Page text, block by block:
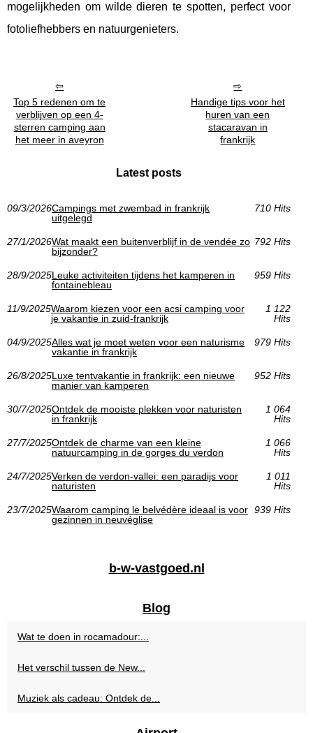
mogelijkheden om wilde dieren te spotten, perfect voor
fotoliefhebbers en natuurgenieters.
Top 5 redenen om te
verblijven op een 4-
sterren camping aan
het meer in aveyron
Handige tips voor het
huren van een
stacaravan in
frankrijk
Latest posts
09/3/2026Campings met zwembad in frankrijk
uitgelegd
710 Hits
27/1/2026Wat maakt een buitenverblijf in de vendée zo
bijzonder?
792 Hits
28/9/2025Leuke activiteiten tijdens het kamperen in
fontainebleau
959 Hits
11/9/2025Waarom kiezen voor een acsi camping voor
je vakantie in zuid-frankrijk
1 122
Hits
04/9/2025Alles wat je moet weten voor een naturisme
vakantie in frankrijk
979 Hits
26/8/2025Luxe tentvakantie in frankrijk: een nieuwe
manier van kamperen
952 Hits
30/7/2025Ontdek de mooiste plekken voor naturisten
in frankrijk
1 064
Hits
27/7/2025Ontdek de charme van een kleine
natuurcamping in de gorges du verdon
1 066
Hits
24/7/2025Verken de verdon-vallei: een paradijs voor
naturisten
1 011
Hits
23/7/2025Waarom camping le belvédère ideaal is voor
gezinnen in neuvéglise
939 Hits
b-w-vastgoed.nl
Blog
Wat te doen in rocamadour:...
Het verschil tussen de New...
Muziek als cadeau: Ontdek de...